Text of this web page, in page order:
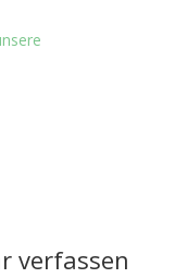
verfassen